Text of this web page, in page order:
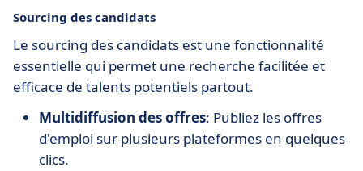
Sourcing des candidats
Le sourcing des candidats est une fonctionnalité
essentielle qui permet une recherche facilitée et
efficace de talents potentiels partout.
Multidiffusion des offres: Publiez les offres
d'emploi sur plusieurs plateformes en quelques
clics.